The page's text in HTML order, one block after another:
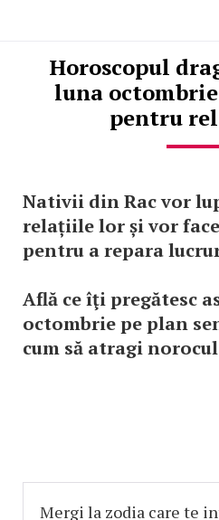
Horoscopul
luna
pentru
Nativii din Rac vor
relațiile lor și vor
pentru a repara
Află ce îţi pregătesc
octombrie pe plan
cum să atragi